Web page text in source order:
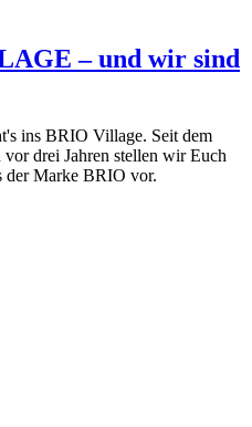
– und wir sind
ins BRIO Village. Seit dem
drei Jahren stellen wir Euch
der Marke BRIO vor.